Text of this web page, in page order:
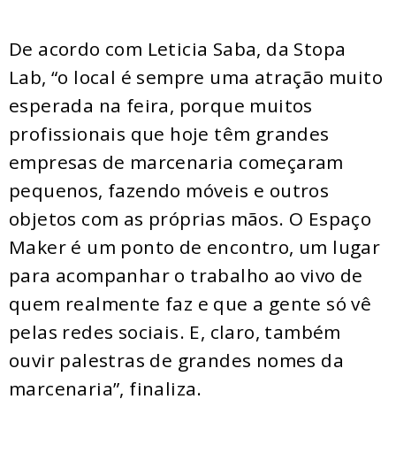
De acordo com Leticia Saba, da Stopa
Lab, “o local é sempre uma atração muito
esperada na feira, porque muitos
profissionais que hoje têm grandes
empresas de marcenaria começaram
pequenos, fazendo móveis e outros
objetos com as próprias mãos. O Espaço
Maker é um ponto de encontro, um lugar
para acompanhar o trabalho ao vivo de
quem realmente faz e que a gente só vê
pelas redes sociais. E, claro, também
ouvir palestras de grandes nomes da
marcenaria”, finaliza.